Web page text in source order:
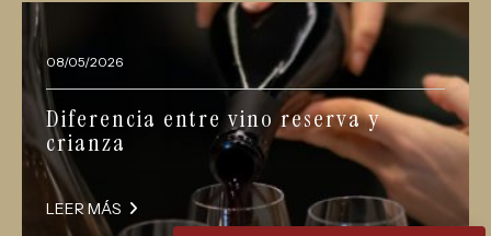
08/05/2026
Diferencia entre vino reserva y
crianza
LEER MÁS